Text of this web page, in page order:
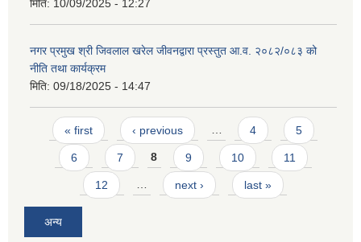
मिति: 10/09/2025 - 12:27
नगर प्रमुख श्री जिवलाल खरेल जीवनद्वारा प्रस्तुत आ.व. २०८२/०८३ को
नीति तथा कार्यक्रम
मिति: 09/18/2025 - 14:47
Pages
« first ‹ previous … 4 5
6 7 8 9 10 11
12 … next › last »
अन्य